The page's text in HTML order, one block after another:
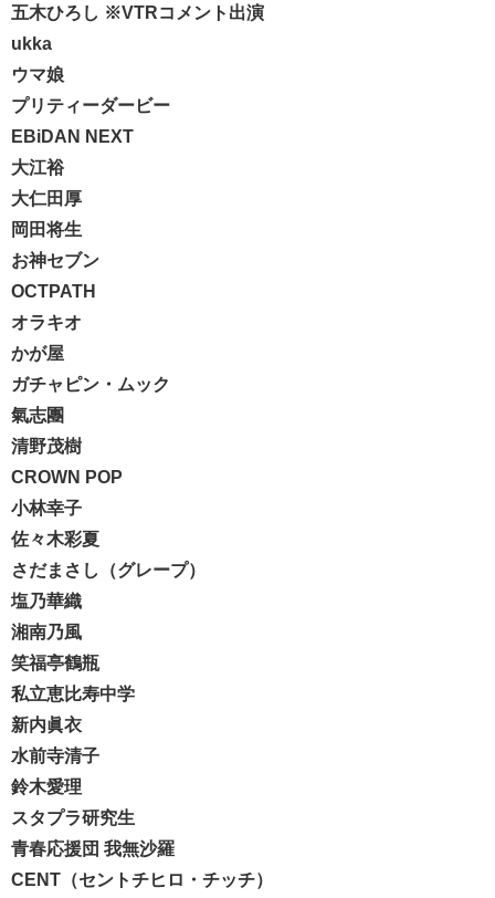
五木ひろし ※VTRコメント出演
ukka
ウマ娘
プリティーダービー
EBiDAN NEXT
大江裕
大仁田厚
岡田将生
お神セブン
OCTPATH
オラキオ
かが屋
ガチャピン・ムック
氣志團
清野茂樹
CROWN POP
小林幸子
佐々木彩夏
さだまさし（グレープ）
塩乃華織
湘南乃風
笑福亭鶴瓶
私立恵比寿中学
新内眞衣
水前寺清子
鈴木愛理
スタプラ研究生
青春応援団 我無沙羅
CENT（セントチヒロ・チッチ）